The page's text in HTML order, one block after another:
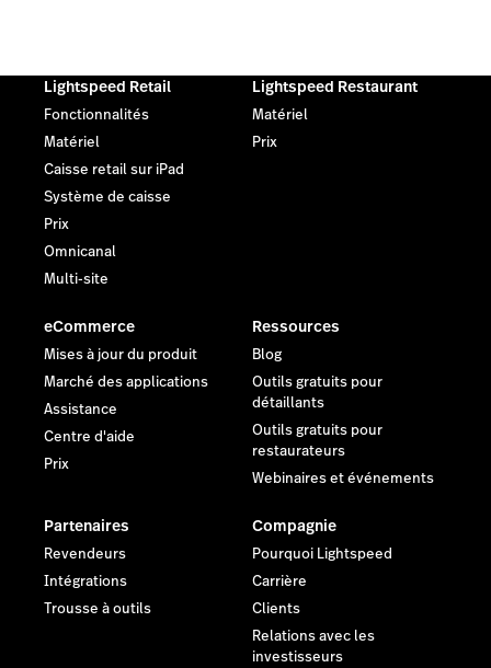
Lightspeed Retail
Fonctionnalités
Matériel
Caisse retail sur iPad
Système de caisse
Prix
Omnicanal
Multi-site
Lightspeed Restaurant
Matériel
Prix
eCommerce
Mises à jour du produit
Marché des applications
Assistance
Centre d'aide
Prix
Ressources
Blog
Outils gratuits pour
détaillants
Outils gratuits pour
restaurateurs
Webinaires et événements
Partenaires
Revendeurs
Intégrations
Trousse à outils
Compagnie
Pourquoi Lightspeed
Carrière
Clients
Relations avec les
investisseurs